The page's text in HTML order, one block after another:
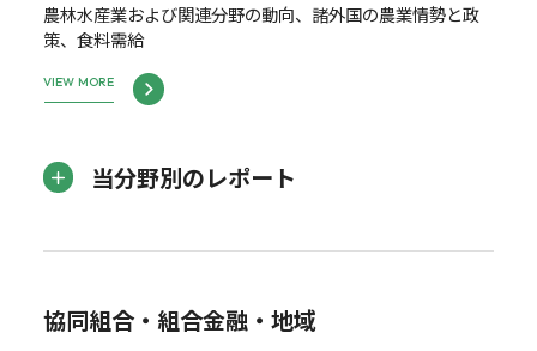
農林水産業および関連分野の動向、諸外国の農業情勢と政
策、食料需給
VIEW MORE
当分野別のレポート
協同組合・組合金融・地域